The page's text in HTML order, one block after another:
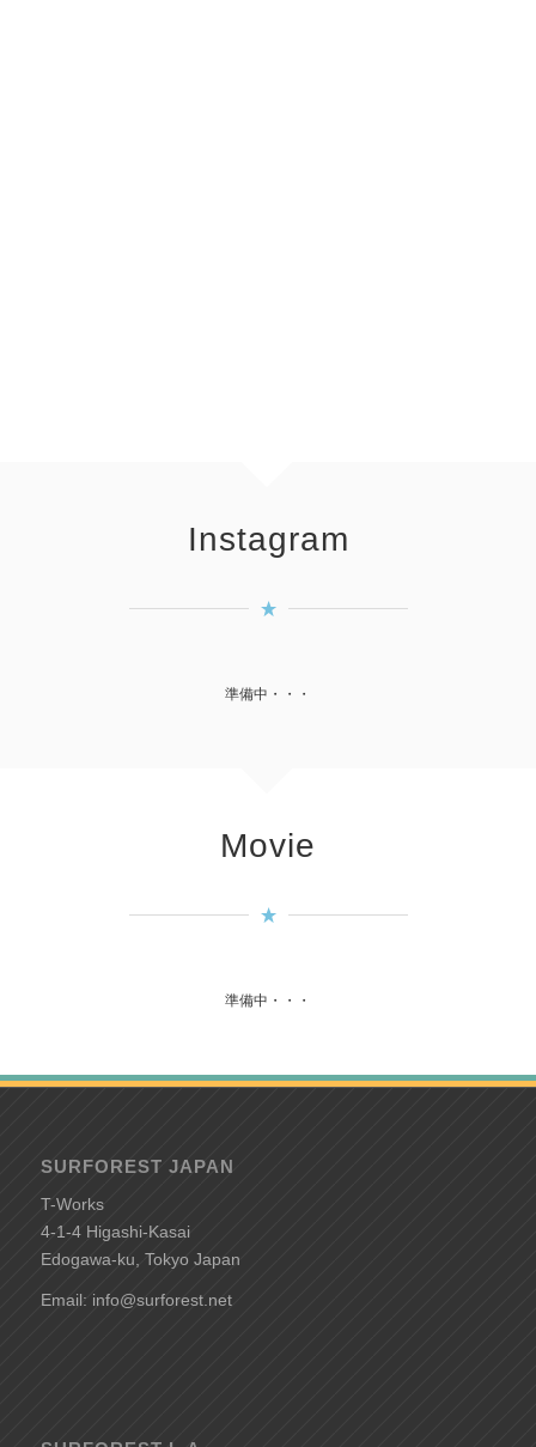
Instagram
準備中・・・
Movie
準備中・・・
SURFOREST JAPAN
T-Works
4-1-4 Higashi-Kasai
Edogawa-ku, Tokyo Japan
Email: info@surforest.net